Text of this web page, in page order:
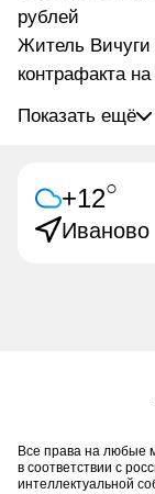
рублей
Житель
контрафакта
Показать ещё
+12○
Иваново
Все права на любые
в соответствии с
интеллектуальной